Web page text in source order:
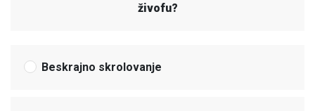
živofu?
Beskrajno skrolovanje